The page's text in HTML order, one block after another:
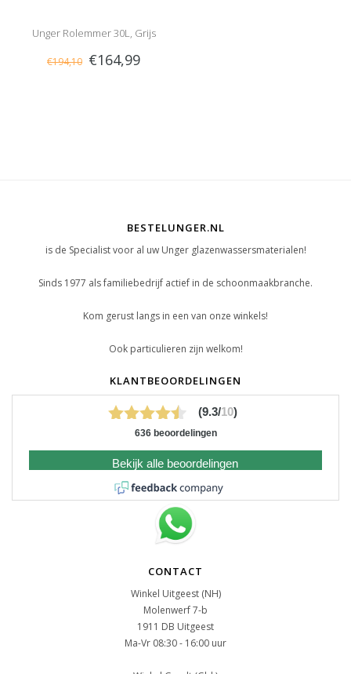
Unger Rolemmer 30L, Grijs
€194,10 €164,99
BESTELUNGER.NL
is de Specialist voor al uw Unger glazenwassersmaterialen!
Sinds 1977 als familiebedrijf actief in de schoonmaakbranche.
Kom gerust langs in een van onze winkels!
Ook particulieren zijn welkom!
KLANTBEOORDELINGEN
(9.3/10)
636 beoordelingen
Bekijk alle beoordelingen
CONTACT
Winkel Uitgeest (NH)
Molenwerf 7-b
1911 DB Uitgeest
Ma-Vr 08:30 - 16:00 uur